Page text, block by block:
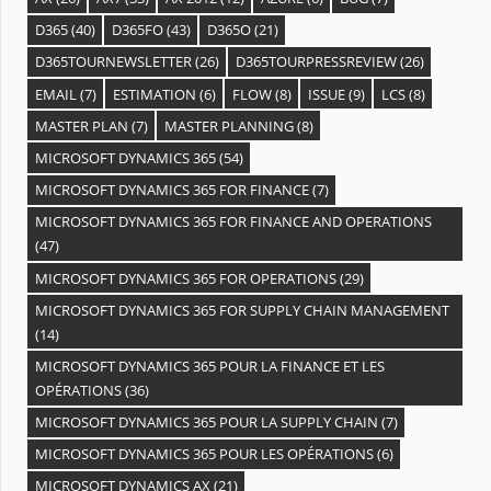
D365(40) D365FO(43) D365O(21)
D365TOURNEWSLETTER(26) D365TOURPRESSREVIEW(26)
EMAIL(7) ESTIMATION (6) FLOW(8) ISSUE(9) LCS(8)
MASTER PLAN (7) MASTER PLANNING(8)
MICROSOFT DYNAMICS 365(54)
MICROSOFT DYNAMICS 365 FOR FINANCE(7)
MICROSOFT DYNAMICS 365 FOR FINANCE AND OPERATIONS
(47)
MICROSOFT DYNAMICS 365 FOR OPERATIONS(29)
MICROSOFT DYNAMICS 365 FOR SUPPLY CHAIN MANAGEMENT
(14)
MICROSOFT DYNAMICS 365 POUR LA FINANCE ET LES
OPÉRATIONS(36)
MICROSOFT DYNAMICS 365 POUR LA SUPPLY CHAIN (7)
MICROSOFT DYNAMICS 365 POUR LES OPÉRATIONS(6)
MICROSOFT DYNAMICS AX(21)